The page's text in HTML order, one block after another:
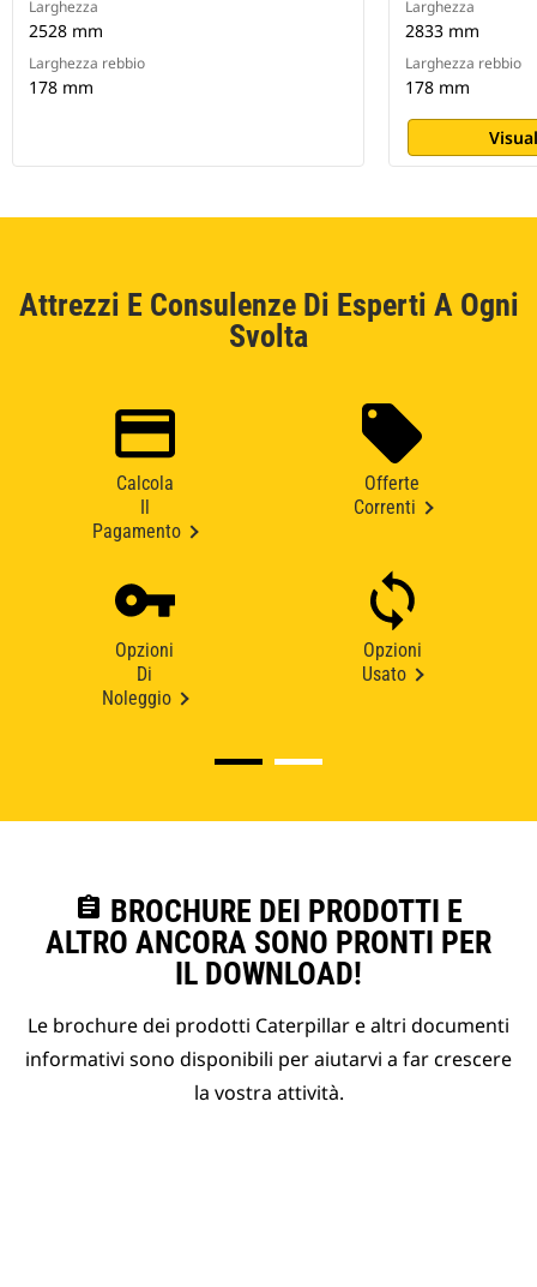
Larghezza
2528 mm
Larghezza rebbio
178 mm
Larghezza
2833 mm
Larghezza rebbio
178 mm
Attrezzi E Consulenze Di Esperti A Ogni
Svolta
Calcola
Pagamento
Offerte
Correnti
Opzioni
Di
Noleggio
Opzioni
Usato
assignment BROCHURE DEI PRODOTTI E
ALTRO ANCORA SONO PRONTI PER
IL DOWNLOAD!
Le brochure dei prodotti Caterpillar e altri documenti
informativi sono disponibili per aiutarvi a far crescere
la vostra attività.